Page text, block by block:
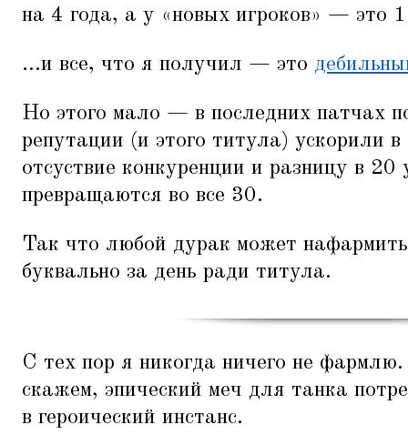
на 4 года, а у «новых игроков» — это
...и все, что я получил — это
Но этого мало — в последних патчах
репутации (и этого титула) ускорили
отсуствие конкуренции и разницу в 20
превращаются во все 30.
Так что любой дурак может
буквально за день ради титула.
С тех пор я никогда ничего не
скажем, эпический меч для танка
в героический инстанс.